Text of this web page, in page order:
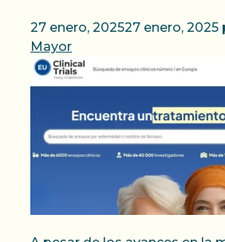
27 enero, 202527 enero, 2025
Mayor